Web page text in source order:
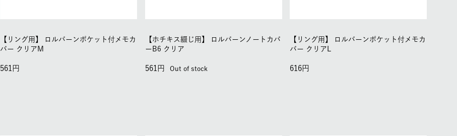
【リング用】
ロルバーンポケット付メモカ
バー クリアM
561
【ホチキス綴じ用】
ロルバーンノートカバ
ーB6 クリア
561 Out of stock
【リング用】
ロルバーンポケット付メモカ
バー クリアL
616